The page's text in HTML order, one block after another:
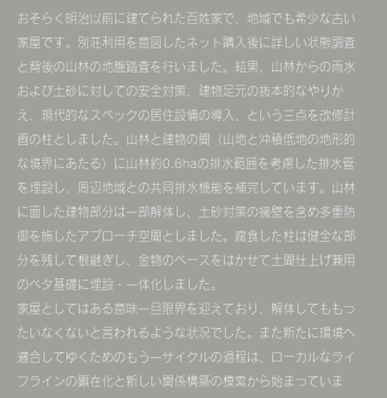
おそらく明治以前に建てられた百姓家で、地域でも希少な古い
家屋です。別荘利用を意図したネット購入後に詳しい状態調査
と背後の山林の地盤踏査を行いました。結果、山林からの雨水
および土砂に対しての安全対策、建物足元の抜本的なやりか
え、現代的なスペックの居住設備の導入、という三点を改修計
画の柱としました。山林と建物の間（山地と沖積低地の地形的
な境界にあたる）に山林約0.6haの排水範囲を考慮した排水管
を埋設し、周辺地域との共同排水機能を補完しています。山林
に面した建物部分は一部解体し、土砂対策の擁壁を含め多重防
御を施したアプローチ空間としました。腐食した柱は健全な部
分を残して根継ぎし、金物のベースをはかせて土間仕上げ兼用
のベタ基礎に埋設・一体化しました。
家屋としてはある意味一旦限界を迎えており、解体してももっ
たいなくないと言われるような状況でした。また新たに環境へ
適合してゆくためのもう一サイクルの過程は、ローカルなライ
フラインの顕在化と新しい関係構築の模索から始まっていま